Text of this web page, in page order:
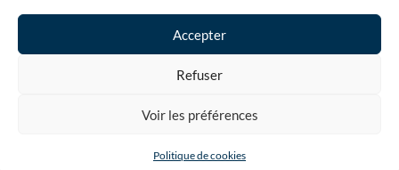
Accepter
Refuser
Voir les préférences
Politique de cookies
rejoindre